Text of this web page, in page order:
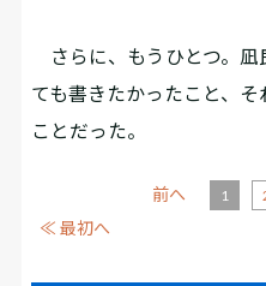
さらに、もうひとつ。凪
ても書きたかったこと、そ
ことだった。
≪ 最初へ
前へ 1